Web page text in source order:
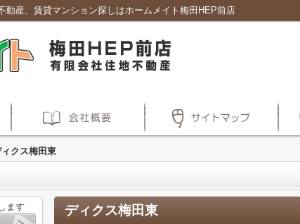
動産、賃貸マンション探しはホームメイト梅田HEP前店
クス梅田東
ディクス梅田東
ます